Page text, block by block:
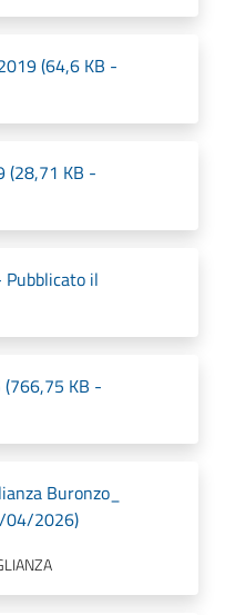
(64,6 KB -
(28,71 KB -
il
KB -
Buronzo_
04/2026)